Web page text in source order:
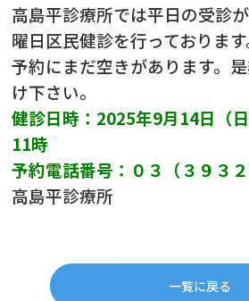
高島平診療所では平日の受診
曜日区民健診を行っております
予約にまだ空きがあります。
け下さい。
健診日時：2025年9月14日（
11時
予約電話番号：０３（３９３
高島平診療所
一覧に戻る